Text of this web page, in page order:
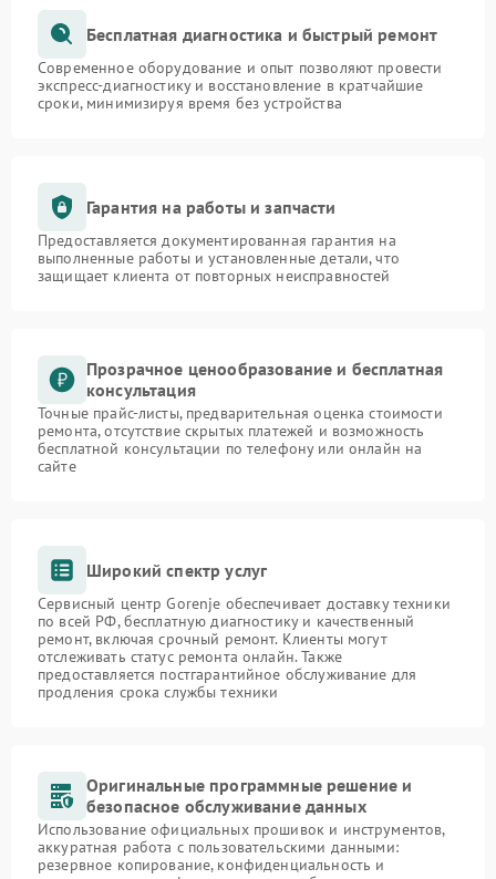
Бесплатная диагностика и быстрый ремонт
Современное оборудование и опыт позволяют провести
экспресс-диагностику и восстановление в кратчайшие
сроки, минимизируя время без устройства
Гарантия на работы и запчасти
Предоставляется документированная гарантия на
выполненные работы и установленные детали, что
защищает клиента от повторных неисправностей
Прозрачное ценообразование и бесплатная
консультация
Точные прайс-листы, предварительная оценка стоимости
ремонта, отсутствие скрытых платежей и возможность
бесплатной консультации по телефону или онлайн на
сайте
Широкий спектр услуг
Сервисный центр Gorenje обеспечивает доставку техники
по всей РФ, бесплатную диагностику и качественный
ремонт, включая срочный ремонт. Клиенты могут
отслеживать статус ремонта онлайн. Также
предоставляется постгарантийное обслуживание для
продления срока службы техники
Оригинальные программные решение и
безопасное обслуживание данных
Использование официальных прошивок и инструментов,
аккуратная работа с пользовательскими данными:
резервное копирование, конфиденциальность и